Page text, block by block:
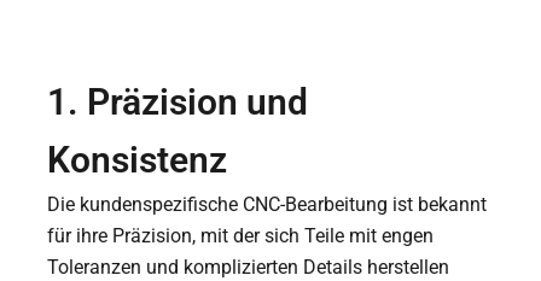
1. Präzision und
Konsistenz
Die kundenspezifische CNC-Bearbeitung ist bekannt
für ihre Präzision, mit der sich Teile mit engen
Toleranzen und komplizierten Details herstellen